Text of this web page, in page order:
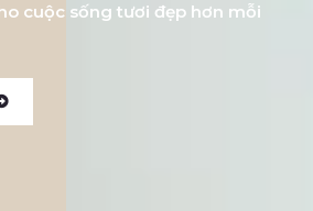
cuộc sống tươi đẹp hơn mỗi